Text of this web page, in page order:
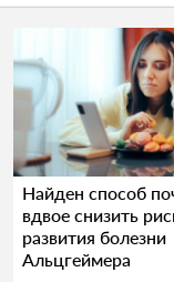
Найден способ
вдвое снизить
развития болезни
Альцгеймера